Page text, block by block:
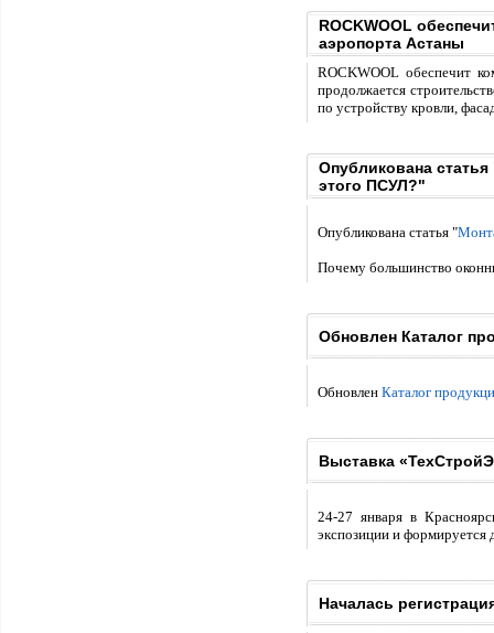
ROCKWOOL
аэропорта Астаны
ROCKWOOL обеспечит
продолжается
по устройству кровли,
Опубликована
этого ПСУЛ?"
Опубликована статья "
Почему большинство
Обновлен Каталог
Обновлен Каталог
Выставка
24-27 января в
экспозиции и формируется
Началась